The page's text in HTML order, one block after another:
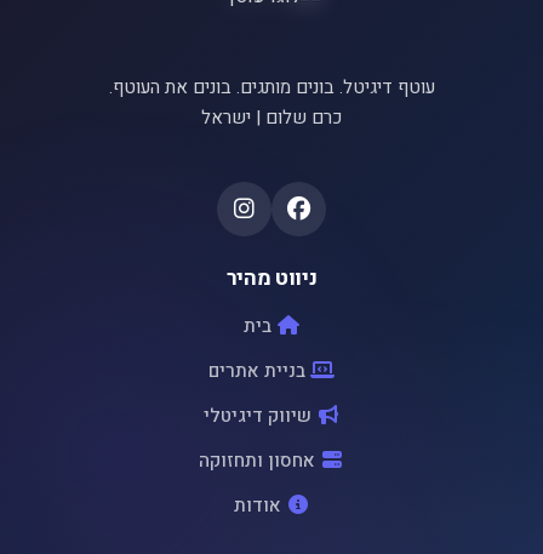
עוטף דיגיטל. בונים מותגים. בונים את העוטף.
כרם שלום | ישראל
ניווט מהיר
בית
בניית אתרים
שיווק דיגיטלי
אחסון ותחזוקה
אודות